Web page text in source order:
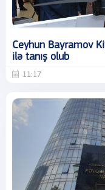
Ceyhun Bayramov
ilə tanış olub
11:17